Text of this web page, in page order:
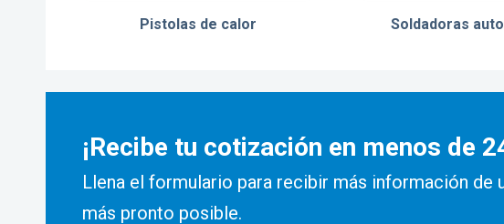
Pistolas de calor Soldadoras
¡Recibe tu cotización en menos de
Llena el formulario para recibir más información de
más pronto posible.